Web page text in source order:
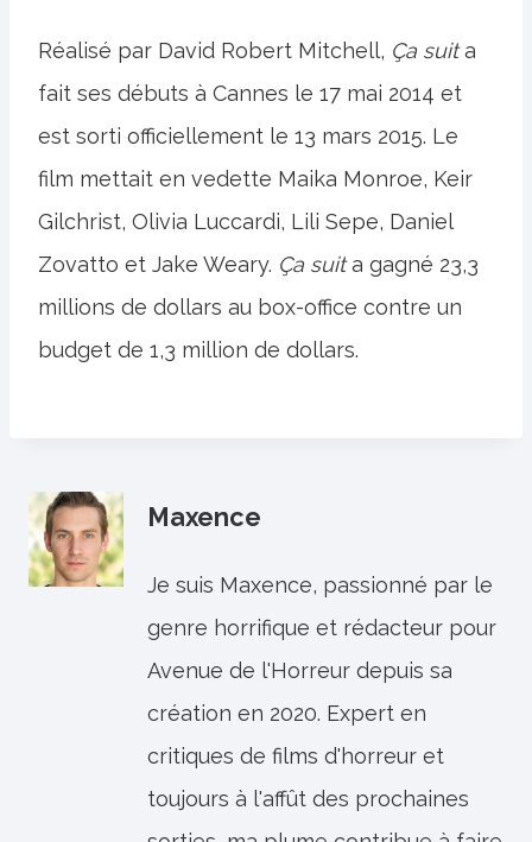
Réalisé par David Robert Mitchell, Ça suita
fait ses débuts à Cannes le 17 mai 2014 et
est sorti officiellement le 13 mars 2015. Le
film mettait en vedette Maika Monroe, Keir
Gilchrist, Olivia Luccardi, Lili Sepe, Daniel
Zovatto et Jake Weary. Ça suita gagné 23,3
millions de dollars au box-office contre un
budget de 1,3 million de dollars.
Maxence
Je suis Maxence, passionné par le
genre horrifique et rédacteur pour
Avenue de l'Horreur depuis sa
création en 2020. Expert en
critiques de films d'horreur et
toujours à l'affût des prochaines